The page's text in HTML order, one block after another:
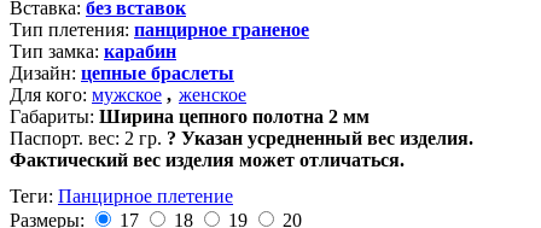
Вставка: без вставок
Тип плетения: панцирное граненое
Тип замка: карабин
Дизайн: цепные браслеты
Для кого: мужское , женское
Габариты: Ширина цепного полотна 2 мм
Паспорт. вес: 2 гр. ? Указан усредненный вес изделия.
Фактический вес изделия может отличаться.
Теги: Панцирное плетение
Размеры:
17 18 19 20